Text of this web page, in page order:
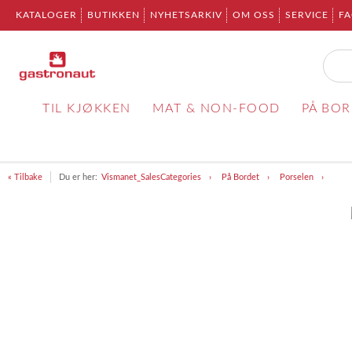
KATALOGER BUTIKKEN NYHETSARKIV OM OSS SERVICE
TIL KJØKKEN MAT & NON-FOOD PÅ
« Tilbake Du er her: Vismanet_SalesCategories På Bordet Porselen